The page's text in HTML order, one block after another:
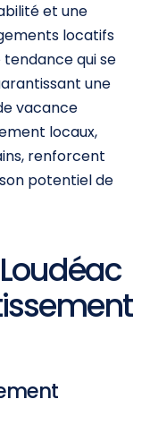
et une
locatifs
qui se
une
vacance
locaux,
renforcent
potentiel de